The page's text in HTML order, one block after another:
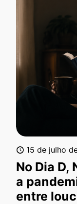
15 de julho
No Dia D,
a
entre